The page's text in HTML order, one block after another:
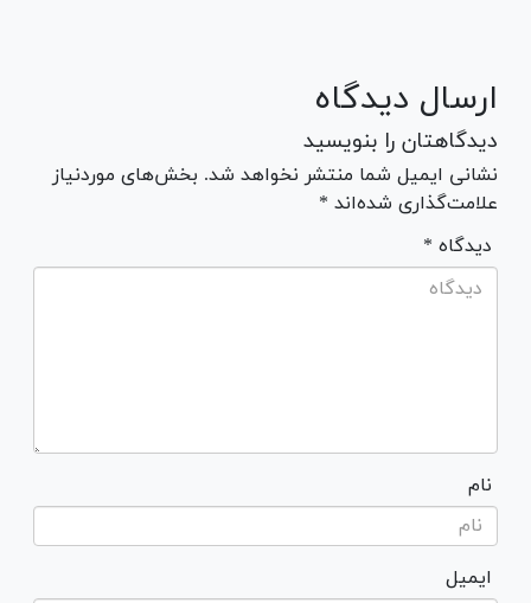
ارسال دیدگاه
دیدگاهتان را بنویسید
نشانی ایمیل شما منتشر نخواهد شد. بخش‌های موردنیاز
علامت‌گذاری شده‌اند *
* دیدگاه
نام
ایمیل